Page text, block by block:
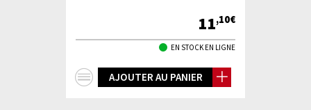
11,10€
EN STOCK EN LIGNE
AJOUTER AU PANIER